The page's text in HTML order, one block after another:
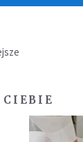
CIEBIE